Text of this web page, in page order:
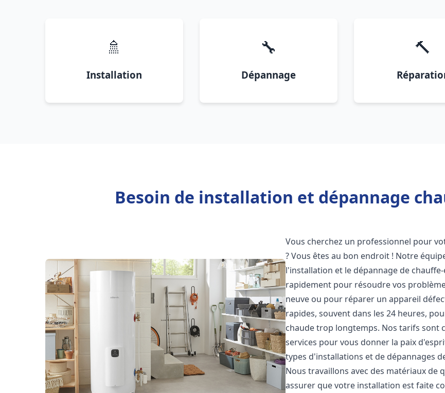
🚿
Installation
🔧
Dépannage
🔨
Besoin de installation et dépannage
Vous cherchez un professionnel pour
? Vous êtes au bon endroit ! Notre
l'installation et le dépannage de
rapidement pour résoudre vos
neuve ou pour réparer un appareil
rapides, souvent dans les 24 heures,
chaude trop longtemps. Nos tarifs sont
services pour vous donner la paix
types d'installations et de dépannages
Nous travaillons avec des matériaux de
assurer que votre installation est faite